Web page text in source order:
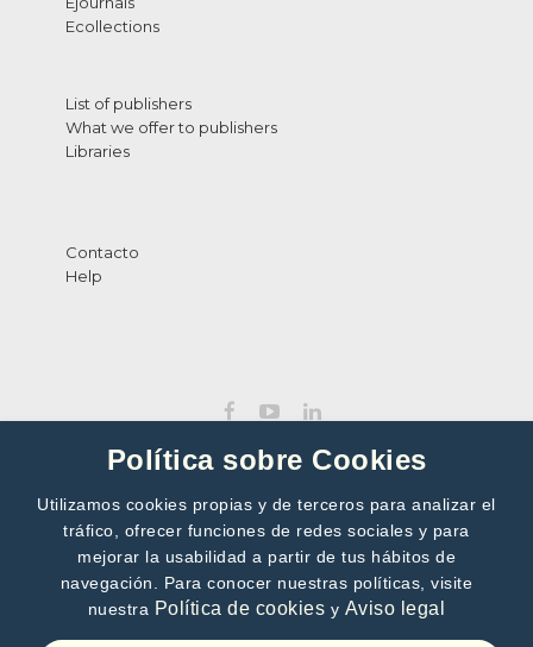
Política sobre Cookies
Utilizamos cookies propias y de terceros para analizar el
tráfico, ofrecer funciones de redes sociales y para
mejorar la usabilidad a partir de tus hábitos de
navegación. Para conocer nuestras políticas, visite
nuestra Política de cookies y Aviso legal
Ecollections
List of publishers
What we offer to publishers
Libraries
Contacto
Help
SUBSCRIBE TO OUR NEWSLETTER
>>